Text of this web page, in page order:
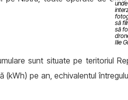
să
să
Ilie
sunt situate pe teritoriul
(kWh) pe an, echivalentul